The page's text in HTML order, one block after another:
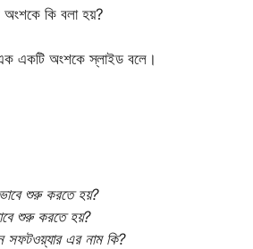
অংশকে কি বলা হয়?
একটি অংশকে স্লাইড বলে।
শুরু করতে হয়?
শুরু করতে হয়?
সফটওয়্যার এর নাম কি?